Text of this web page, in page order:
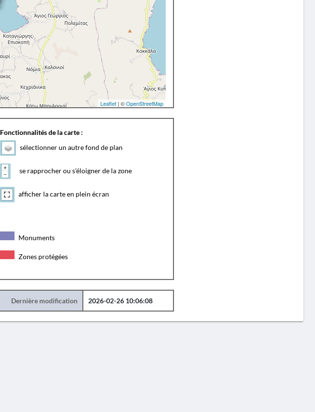
Leaflet| ©OpenStreetMap
Fonctionnalités de la carte :
sélectionner un autre fond de plan
se rapprocher ou s'éloigner de la zone
afficher la carte en plein écran
Monuments
Zones protégées
Dernière modification 2026-02-26 10:06:08